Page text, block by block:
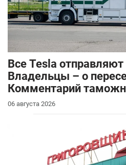
Все Tesla отправляют
Владельцы – о
Комментарий
06 августа 2026